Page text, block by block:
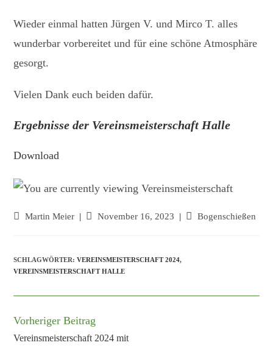
Wieder einmal hatten Jürgen V. und Mirco T. alles
wunderbar vorbereitet und für eine schöne Atmosphäre
gesorgt.
Vielen Dank euch beiden dafür.
Ergebnisse der Vereinsmeisterschaft Halle
Download
Beitrags-
Martin Meier
Beitrag
November 16, 2023
Beitrags-
Bogenschießen
SCHLAGWÖRTER:VEREINSMEISTERSCHAFT 2024,
VEREINSMEISTERSCHAFT HALLE
Weitere
ansehen
Vorheriger Beitrag
Vereinsmeisterschaft 2024 mit